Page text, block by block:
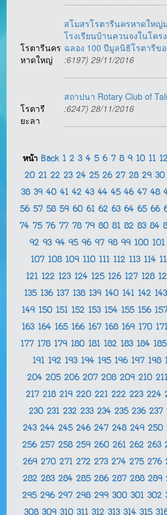
โรตารีนคร
หาดใหญ่
สโมสรโรตารีนครหาดใหญ่
โรงเรียนบ้านควนจงในโคร
ฉลอง 100 ปีมูลนิธิโรตารีข
:6197) 29/11/2016
โรตารี
ยะลา
สถาปนา Rotary Club of
:6247) 28/11/2016
หน้า Back 1 2 3 4 5 6 7 8 9 10 11 12
20 21 22 23 24 25 26 27 28 29 30
38 39 40 41 42 43 44 45 46 47 48
56 57 58 59 60 61 62 63 64 65 66
74 75 76 77 78 79 80 81 82 83 84
92 93 94 95 96 97 98 99 100 101
107 108 109 110 111 112 113 114
121 122 123 124 125 126 127 128
135 136 137 138 139 140 141 142 143
149 150 151 152 153 154 155 156 157
163 164 165 166 167 168 169 170 171
177 178 179 180 181 182 183 184 185
191 192 193 194 195 196 197 198
204 205 206 207 208 209 210 211
217 218 219 220 221 222 223 224
230 231 232 233 234 235 236 237
243 244 245 246 247 248 249 250
256 257 258 259 260 261 262 263
269 270 271 272 273 274 275 276
282 283 284 285 286 287 288 289
295 296 297 298 299 300 301 302